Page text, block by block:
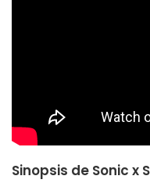
Sinopsis de Sonic x